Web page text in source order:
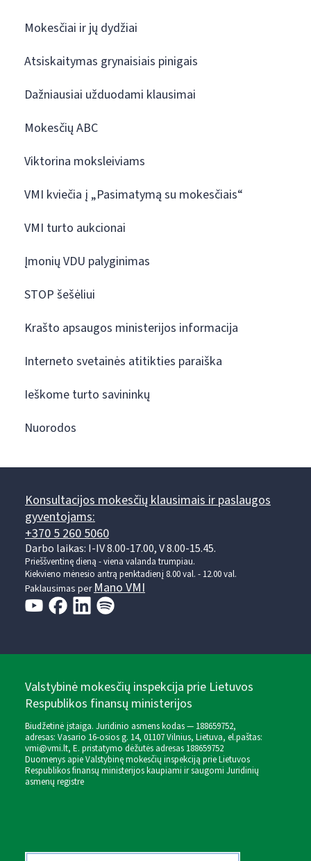
Mokesčiai ir jų dydžiai
Atsiskaitymas grynaisiais pinigais
Dažniausiai užduodami klausimai
Mokesčių ABC
Viktorina moksleiviams
VMI kviečia į „Pasimatymą su mokesčiais“
VMI turto aukcionai
Įmonių VDU palyginimas
STOP šešėliui
Krašto apsaugos ministerijos informacija
Interneto svetainės atitikties paraiška
Ieškome turto savininkų
Nuorodos
Konsultacijos mokesčių klausimais ir paslaugos
gyventojams:
+370 5 260 5060
Darbo laikas: I-IV 8.00-17.00, V 8.00-15.45.
Prieššventinę dieną - viena valanda trumpiau.
Kiekvieno mėnesio antrą penktadienį 8.00 val. - 12.00 val.
Paklausimas per Mano VMI
Valstybinė mokesčių inspekcija prie Lietuvos
Respublikos finansų ministerijos
Biudžetinė įstaiga. Juridinio asmens kodas — 188659752,
adresas: Vasario 16-osios g. 14, 01107 Vilnius, Lietuva, el.paštas:
vmi@vmi.lt, E. pristatymo dėžutės adresas 188659752
Duomenys apie Valstybinę mokesčių inspekciją prie Lietuvos
Respublikos finansų ministerijos kaupiami ir saugomi Juridinių
asmenų registre